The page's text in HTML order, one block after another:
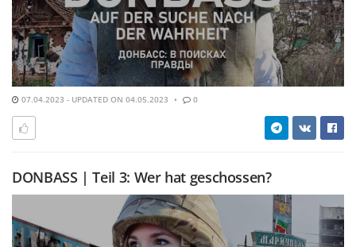
07.04.2023 - UPDATED ON 04.05.2023 0
DONBASS | Teil 3: Wer hat geschossen?